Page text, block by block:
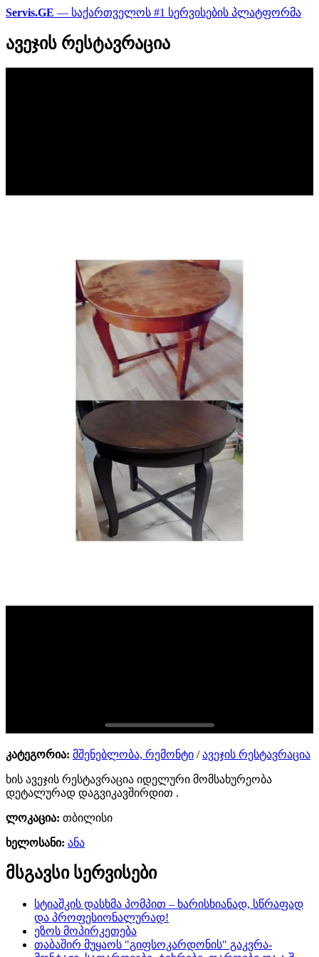
Servis.GE — საქართველოს #1 სერვისების პლატფორმა
ავეჯის რესტავრაცია
კატეგორია: მშენებლობა, რემონტი /ავეჯის რესტავრაცია
ხის ავეჯის რესტავრაცია იდელური მომსახურეობა
დეტალურად დაგვიკავშირდით .
ლოკაცია: თბილისი
ხელოსანი: ანა
მსგავსი სერვისები
სტიაშკის დასხმა პომპით – ხარისხიანად, სწრაფად
და პროფესიონალურად!
ეზოს მოპირკეთება
თაბაშირ მუყაოს "გიფსოკარდონის" გაკვრა-